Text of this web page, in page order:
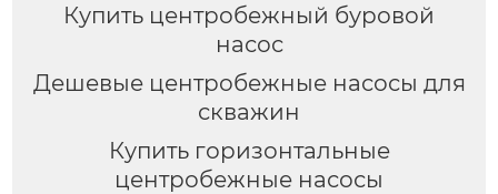
Купить центробежный буровой
насос
Дешевые центробежные насосы для
скважин
Купить горизонтальные
центробежные насосы